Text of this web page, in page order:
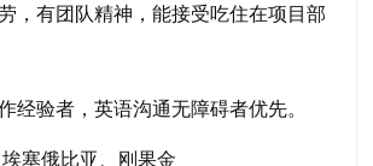
，有团队精神，能接受吃住在项目部
经验者，英语沟通无障碍者优先。
塞俄比亚、刚果金